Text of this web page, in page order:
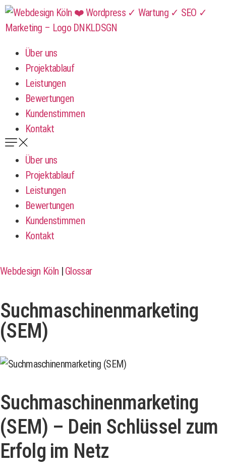
Über uns
Projektablauf
Leistungen
Bewertungen
Kundenstimmen
Kontakt
Über uns
Projektablauf
Leistungen
Bewertungen
Kundenstimmen
Kontakt
Webdesign Köln | Glossar
Suchmaschinenmarketing
(SEM)
Suchmaschinenmarketing
(SEM) – Dein Schlüssel zum
Erfolg im Netz